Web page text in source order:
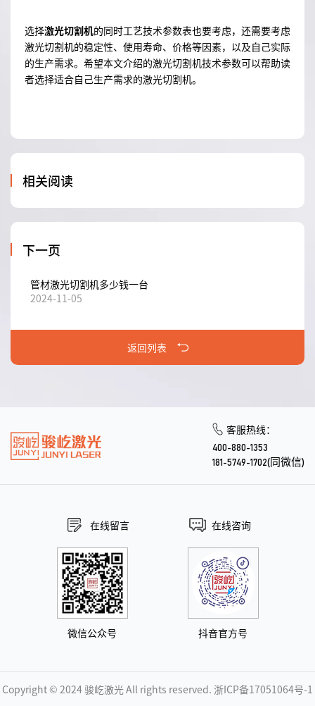
选择激光切割机的同时工艺技术参数表也要考虑，还需要考虑
激光切割机的稳定性、使用寿命、价格等因素，以及自己实际
的生产需求。希望本文介绍的激光切割机技术参数可以帮助读
者选择适合自己生产需求的激光切割机。
相关阅读
下一页
管材激光切割机多少钱一台
2024-11-05
返回列表
客服热线：
400-880-1353
181-5749-1702(同微信)
在线留言 在线咨询
微信公众号 抖音官方号
Copyright © 2024 骏屹激光 All rights reserved. 浙ICP备17051064号-1